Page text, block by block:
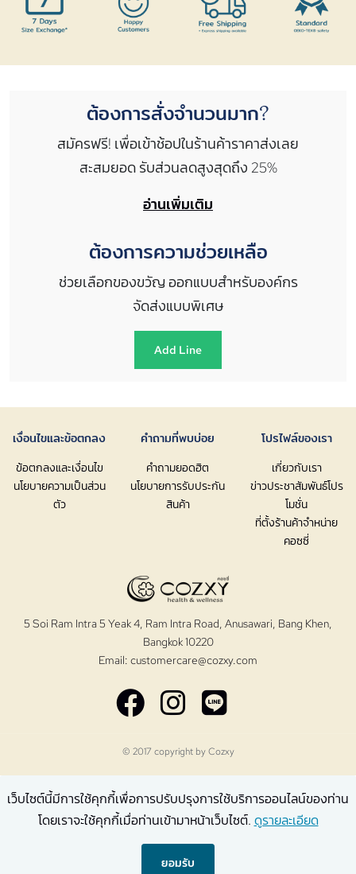
ต้องการสั่งจำนวนมาก?
สมัครฟรี! เพื่อเข้าช้อปในร้านค้าราคาส่งเลย
สะสมยอด รับส่วนลดสูงสุดถึง 25%
อ่านเพิ่มเติม
ต้องการความช่วยเหลือ
ช่วยเลือกของขวัญ ออกแบบสำหรับองค์กร
จัดส่งแบบพิเศษ
Add Line
เงื่อนไขและข้อตกลง
ข้อตกลงและเงื่อนไข
นโยบายความเป็นส่วน
ตัว
คำถามที่พบบ่อย
คำถามยอดฮิต
นโยบายการรับประกัน
สินค้า
โปรไฟล์ของเรา
เกี่ยวกับเรา
ข่าวประชาสัมพันธ์โปร
โมชั่น
ที่ตั้งร้านค้าจำหน่าย
คอซซี่
5 Soi Ram Intra 5 Yeak 4, Ram Intra Road, Anusawari, Bang Khen,
Bangkok 10220
Email: customercare@cozxy.com
© 2017 copyright byCozxy
เว็บไซต์นี้มีการใช้คุกกี้เพื่อการปรับปรุงการใช้บริการออนไลน์ของท่าน
โดยเราจะใช้คุกกี้เมื่อท่านเข้ามาหน้าเว็บไซต์. ดูรายละเอียด
ยอมรับ